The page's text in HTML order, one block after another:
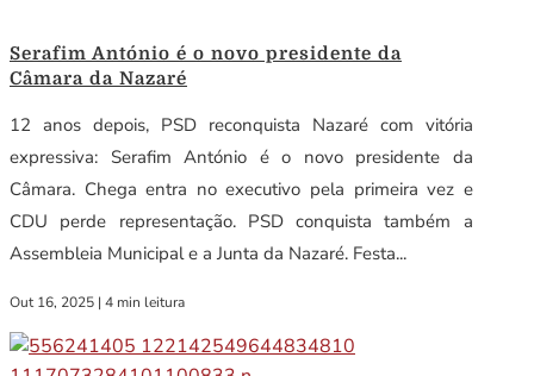
Serafim António é o novo presidente da
Câmara da Nazaré
12 anos depois, PSD reconquista Nazaré com vitória
expressiva: Serafim António é o novo presidente da
Câmara. Chega entra no executivo pela primeira vez e
CDU perde representação. PSD conquista também a
Assembleia Municipal e a Junta da Nazaré. Festa...
Out 16, 2025 | 4 min leitura